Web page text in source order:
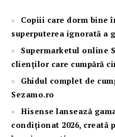
Copiii care dorm bine
superputerea ignorată a
Supermarketul online
clienților care cumpără
Ghidul complet de
Sezamo.ro
Hisense lansează
condiționat 2026,